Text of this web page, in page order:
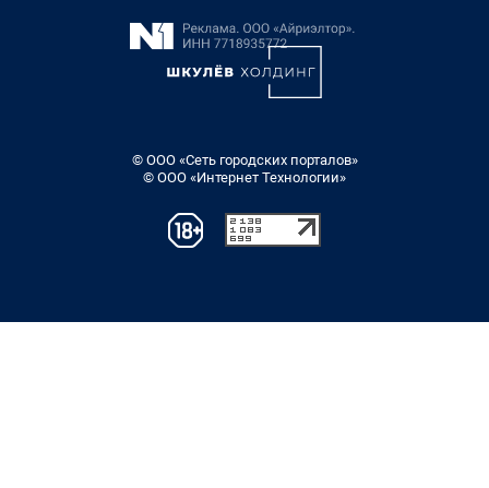
© ООО «Сеть городских порталов»
© ООО «Интернет Технологии»